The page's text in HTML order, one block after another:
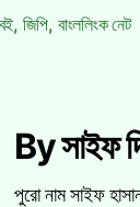
, জিপি, বাংললিংক নেট
By সাইফ
পুরো নাম সাইফ